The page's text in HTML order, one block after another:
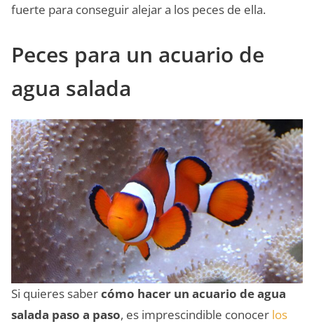
fuerte para conseguir alejar a los peces de ella.
Peces para un acuario de
agua salada
Si quieres sabercómo hacer un acuario de agua
salada paso a paso, es imprescindible conocer los